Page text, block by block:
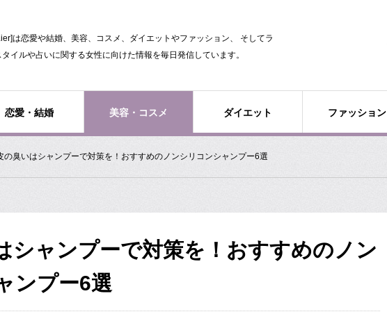
は恋愛や結婚、美容、コスメ、ダイエットやファッション、 そしてラ
タイルや占いに関する女性に向けた情報を毎日発信しています。
恋愛・結婚 美容・コスメ ダイエット ファッション
の臭いはシャンプーで対策を！おすすめのノンシリコンシャンプー6選
シャンプーで対策を！おすすめのノン
ンプー6選